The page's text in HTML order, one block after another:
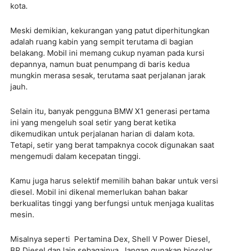
kota.
Meski demikian, kekurangan yang patut diperhitungkan
adalah ruang kabin yang sempit terutama di bagian
belakang. Mobil ini memang cukup nyaman pada kursi
depannya, namun buat penumpang di baris kedua
mungkin merasa sesak, terutama saat perjalanan jarak
jauh.
Selain itu, banyak pengguna BMW X1 generasi pertama
ini yang mengeluh soal setir yang berat ketika
dikemudikan untuk perjalanan harian di dalam kota.
Tetapi, setir yang berat tampaknya cocok digunakan saat
mengemudi dalam kecepatan tinggi.
Kamu juga harus selektif memilih bahan bakar untuk versi
diesel. Mobil ini dikenal memerlukan bahan bakar
berkualitas tinggi yang berfungsi untuk menjaga kualitas
mesin.
Misalnya seperti Pertamina Dex, Shell V Power Diesel,